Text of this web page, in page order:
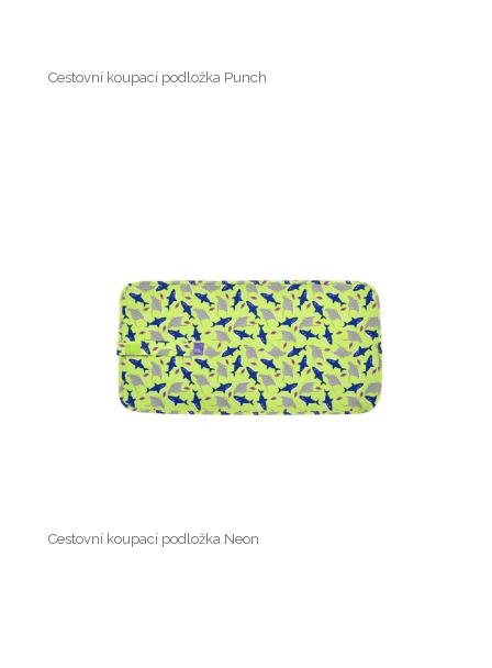
Cestovní koupací podložka Punch
Cestovní koupací podložka Neon